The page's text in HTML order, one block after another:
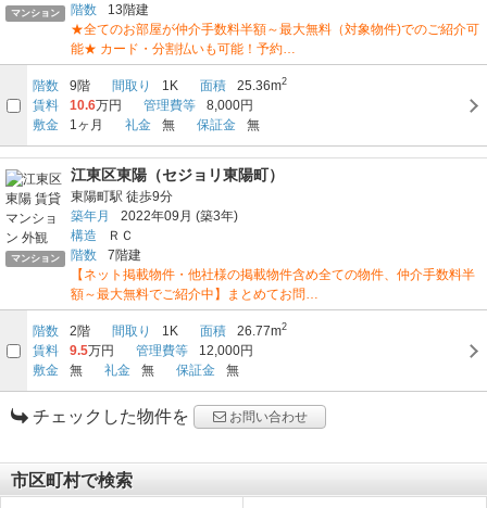
マンション
階数
13階建
★全てのお部屋が仲介手数料半額～最大無料（対象物件)でのご紹介可
能★ カード・分割払いも可能！予約…
階数 9階 間取り 1K 面積 25.36m2
賃料 10.6万円 管理費等
8,000円
敷金
1ヶ月 礼金 無 保証金 無
マンション
江東区東陽（セジョリ東陽町）
東陽町駅 徒歩9分
築年月
2022年09月 (築3年)
構造
ＲＣ
階数
7階建
【ネット掲載物件・他社様の掲載物件含め全ての物件、仲介手数料半
額～最大無料でご紹介中】まとめてお問…
階数 2階 間取り 1K 面積 26.77m2
賃料 9.5万円 管理費等
12,000円
敷金
無 礼金 無 保証金 無
チェックした物件を お問い合わせ
市区町村で検索